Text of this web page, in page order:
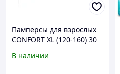
Памперсы для взрослых
CONFORT XL (120-160) 30
В наличии